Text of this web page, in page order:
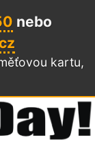
nebo
kartu,